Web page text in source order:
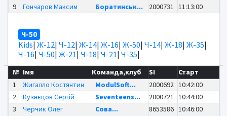
9
Гончаров Максим Боратинськ... 2000731 11:13:00
Ч-50
Kids| Ж-12| Ч-12| Ж-14| Ж-16| Ж-50| Ч-14| Ж-18| Ж-35|
Ч-16| Ч-50| Ж-21| Ч-18| Ч-21| Ч-35|
№ Імя Команда,клуб SI
Старт
1
Жигалло Костянтин ModulSoft... 2000692 10:42:00
2
Кузнєцов Сергій Seventeens... 2000721 10:44:00
3
Черчик Олег Сова... 8653586 10:46:00